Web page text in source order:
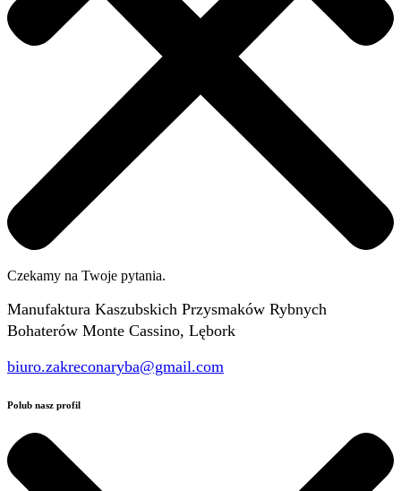
Czekamy na Twoje pytania.
Manufaktura Kaszubskich Przysmaków Rybnych
Bohaterów Monte Cassino, Lębork
biuro.zakreconaryba@gmail.com
Polub nasz profil